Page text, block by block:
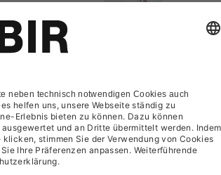
SIBIR OptiPlus/60 integriert
rechts D
Artikel-Nr. 518443